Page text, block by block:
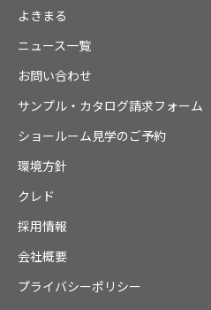
よきまる
ニュース一覧
お問い合わせ
サンプル・カタログ請求フォーム
ショールーム見学のご予約
環境方針
クレド
採用情報
会社概要
プライバシーポリシー